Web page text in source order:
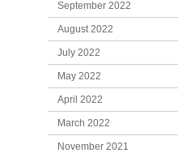
September 2022
August 2022
July 2022
May 2022
April 2022
March 2022
November 2021